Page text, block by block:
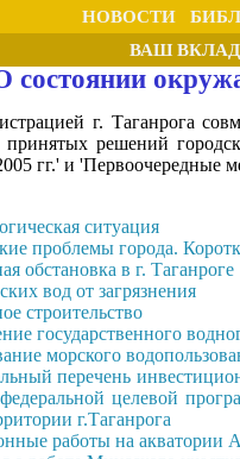
НОВОСТИ
ВАШ ВКЛАД
состоянии
г. Таганрога
решений
гг.' и 'Первоочередные
ситуация
проблемы города.
обстановка в г. Таганроге
вод от загрязнения
строительство
государственного
морского
перечень
целевой
г.Таганрога
работы на акватории